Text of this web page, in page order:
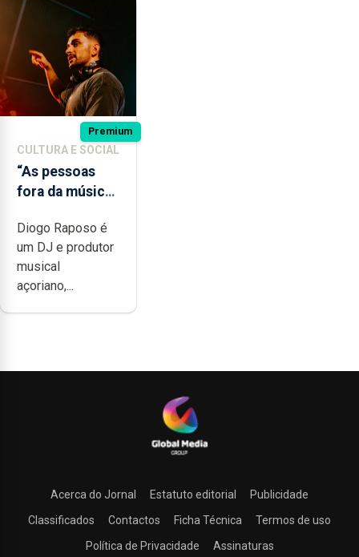
Premium
CULTURA E SOCIAL
“As pessoas
fora da música
noção do quão
difícil é
produzir uma
música”
Diogo Raposo é
um DJ e produtor
musical
açoriano,...
Acerca do Jornal Estatuto editorial
Publicidade
Classificados
Contactos Ficha Técnica
Termos de uso
Política de Privacidade
Assinaturas